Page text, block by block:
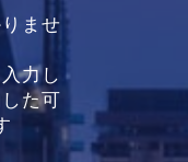
ませ
力し
た可